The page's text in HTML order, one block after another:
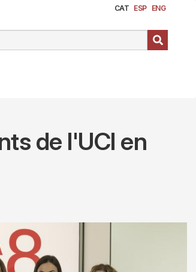
CAT ESP ENG
de l'UCI en